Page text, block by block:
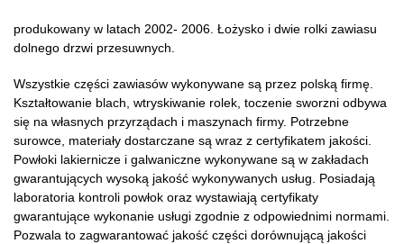
produkowany w latach 2002- 2006. Łożysko i dwie rolki zawiasu
dolnego drzwi przesuwnych.
Wszystkie części zawiasów wykonywane są przez polską firmę.
Kształtowanie blach, wtryskiwanie rolek, toczenie sworzni odbywa
się na własnych przyrządach i maszynach firmy. Potrzebne
surowce, materiały dostarczane są wraz z certyfikatem jakości.
Powłoki lakiernicze i galwaniczne wykonywane są w zakładach
gwarantujących wysoką jakość wykonywanych usług. Posiadają
laboratoria kontroli powłok oraz wystawiają certyfikaty
gwarantujące wykonanie usługi zgodnie z odpowiednimi normami.
Pozwala to zagwarantować jakość części dorównującą jakości